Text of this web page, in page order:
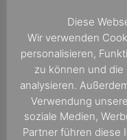
Diese
Wir verwenden
personalisieren,
zu können und
analysieren.
Verwendung
soziale Medien,
Partner führen diese